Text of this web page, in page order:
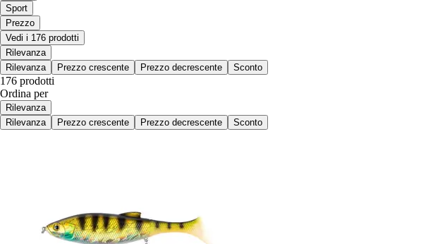
Sport
Prezzo
Vedi i 176 prodotti
Rilevanza
Rilevanza
Prezzo crescente Prezzo decrescente Sconto
176 prodotti
Ordina per
Rilevanza
Rilevanza
Prezzo crescente Prezzo decrescente Sconto